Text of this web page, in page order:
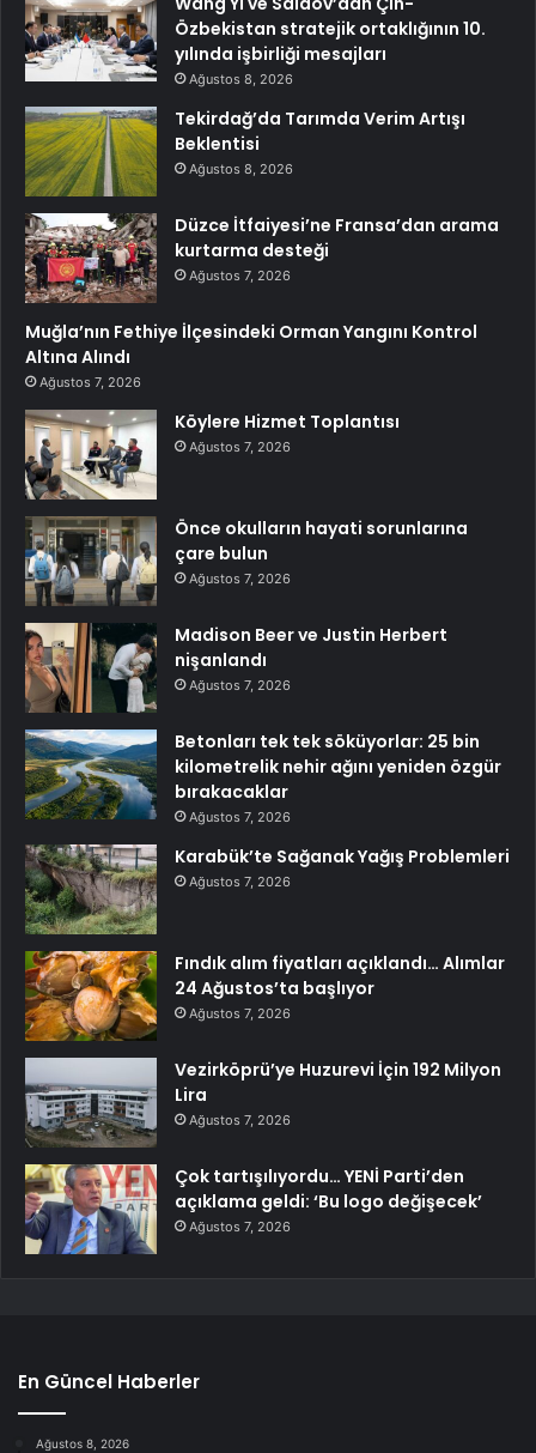
Özbekistan stratejik ortaklığının 10.
yılında işbirliği mesajları
Ağustos 8, 2026
Tekirdağ’da Tarımda Verim Artışı
Beklentisi
Ağustos 8, 2026
Düzce İtfaiyesi’ne Fransa’dan arama
kurtarma desteği
Ağustos 7, 2026
Muğla’nın Fethiye İlçesindeki Orman Yangını Kontrol
Altına Alındı
Ağustos 7, 2026
Köylere Hizmet Toplantısı
Ağustos 7, 2026
Önce okulların hayati sorunlarına
çare bulun
Ağustos 7, 2026
Madison Beer ve Justin Herbert
nişanlandı
Ağustos 7, 2026
Betonları tek tek söküyorlar: 25 bin
kilometrelik nehir ağını yeniden özgür
bırakacaklar
Ağustos 7, 2026
Karabük’te Sağanak Yağış Problemleri
Ağustos 7, 2026
Fındık alım fiyatları açıklandı… Alımlar
24 Ağustos’ta başlıyor
Ağustos 7, 2026
Vezirköprü’ye Huzurevi İçin 192 Milyon
Lira
Ağustos 7, 2026
Çok tartışılıyordu… YENİ Parti’den
açıklama geldi: ‘Bu logo değişecek’
Ağustos 7, 2026
En Güncel Haberler
Ağustos 8, 2026